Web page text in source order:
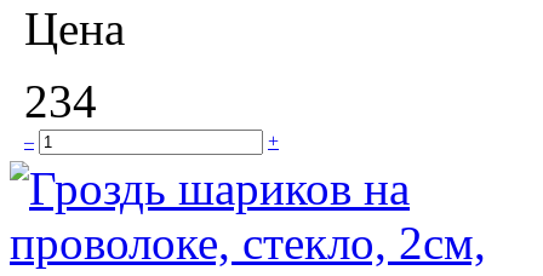
Цена
234
– +